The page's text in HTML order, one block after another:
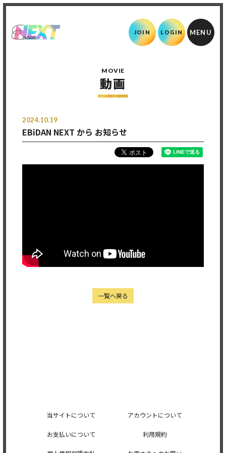
JOIN LOGIN
MOVIE
動画
2024.10.19
EBiDAN NEXT から お知らせ
一覧へ戻る
当サイトについて アカウントについて
お支払いについて 利用規約